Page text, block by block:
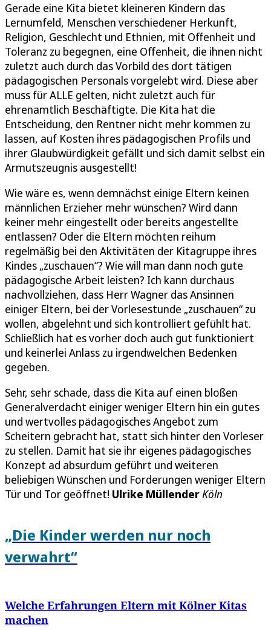
Gerade eine Kita bietet kleineren Kindern das
Lernumfeld, Menschen verschiedener Herkunft,
Religion, Geschlecht und Ethnien, mit Offenheit und
Toleranz zu begegnen, eine Offenheit, die ihnen nicht
zuletzt auch durch das Vorbild des dort tätigen
pädagogischen Personals vorgelebt wird. Diese aber
muss für ALLE gelten, nicht zuletzt auch für
ehrenamtlich Beschäftigte. Die Kita hat die
Entscheidung, den Rentner nicht mehr kommen zu
lassen, auf Kosten ihres pädagogischen Profils und
ihrer Glaubwürdigkeit gefällt und sich damit selbst ein
Armutszeugnis ausgestellt!
Wie wäre es, wenn demnächst einige Eltern keinen
männlichen Erzieher mehr wünschen? Wird dann
keiner mehr eingestellt oder bereits angestellte
entlassen? Oder die Eltern möchten reihum
regelmäßig bei den Aktivitäten der Kitagruppe ihres
Kindes „zuschauen“? Wie will man dann noch gute
pädagogische Arbeit leisten? Ich kann durchaus
nachvollziehen, dass Herr Wagner das Ansinnen
einiger Eltern, bei der Vorlesestunde „zuschauen“ zu
wollen, abgelehnt und sich kontrolliert gefühlt hat.
Schließlich hat es vorher doch auch gut funktioniert
und keinerlei Anlass zu irgendwelchen Bedenken
gegeben.
Sehr, sehr schade, dass die Kita auf einen bloßen
Generalverdacht einiger weniger Eltern hin ein gutes
und wertvolles pädagogisches Angebot zum
Scheitern gebracht hat, statt sich hinter den Vorleser
zu stellen. Damit hat sie ihr eigenes pädagogisches
Konzept ad absurdum geführt und weiteren
beliebigen Wünschen und Forderungen weniger Eltern
Tür und Tor geöffnet! Ulrike MüllenderKöln
„Die Kinder werden nur noch
verwahrt“
Welche Erfahrungen Eltern mit Kölner Kitas
machen